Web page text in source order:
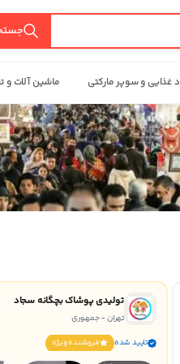
غذایی و سوپر مارکتی ماشین آلات و
تولیدی پوشاک بچگانه سجاد
تهران - جمهوری
تایید شده
فروشنده ويژه